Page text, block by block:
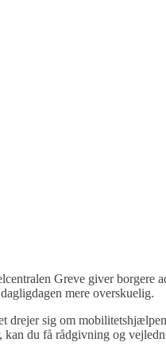
Greve giver borgere
mere overskuelig.
drejer sig om
kan du få rådgivning og